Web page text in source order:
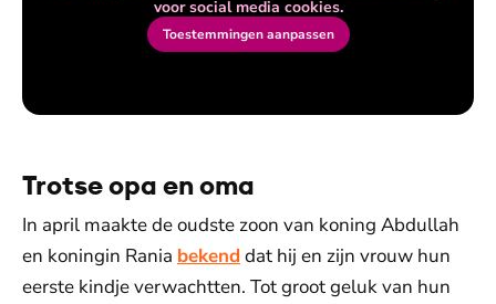
voor social media cookies.
Toestemmingen aanpassen
Trotse opa en oma
In april maakte de oudste zoon van koning Abdullah
en koningin Rania bekend dat hij en zijn vrouw hun
eerste kindje verwachtten. Tot groot geluk van hun